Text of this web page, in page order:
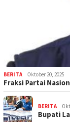
BERITA Oktober 20, 2025
Fraksi Partai
BERITA
Bupati